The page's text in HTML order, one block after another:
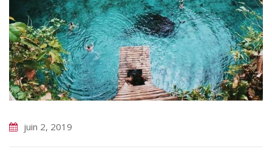
juin 2, 2019